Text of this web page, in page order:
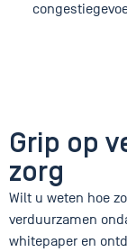
Grip op
zorg
Wilt u weten hoe
verduurzamen
whitepaper en